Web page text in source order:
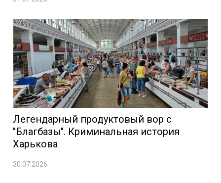
Легендарный продуктовый вор с
"Благбазы". Криминальная история
Харькова
30.07.2026